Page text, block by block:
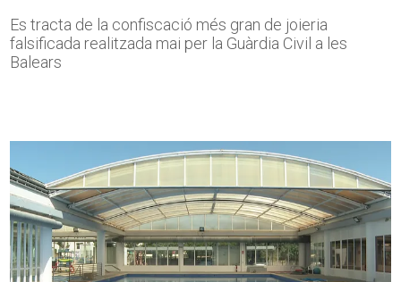
Es tracta de la confiscació més gran de joieria
falsificada realitzada mai per la Guàrdia Civil a les
Balears